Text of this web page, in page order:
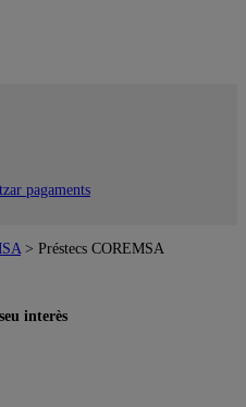
pagaments
> Préstecs COREMSA
interès